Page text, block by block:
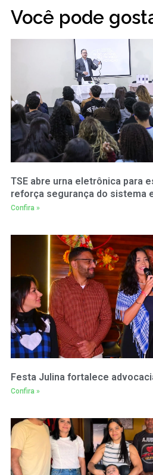
Você pode
TSE abre urna eletrônica para
reforça segurança do sistema
Confira »
Festa Julina fortalece
Confira »